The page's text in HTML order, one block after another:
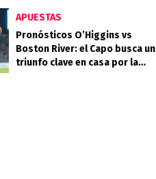
APUESTAS
Pronósticos O’Higgins vs
Boston River: el Capo busca un
triunfo clave en casa por la